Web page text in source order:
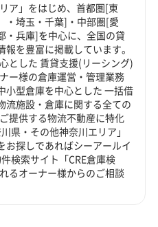
ア」をはじめ、首都圏[東
・埼玉・千葉]・中部圏[愛
・兵庫]を中心に、全国の貸
を豊富に掲載しています。
とした 賃貸支援(リーシング)
ー様の倉庫運営・管理業務
小型倉庫を中心とした 一括借
流施設・倉庫に関する全ての
提供する物流不動産に特化
県・その他神奈川エリア」
探しであればシーアールイ
検索サイト「CRE倉庫検
るオーナー様からのご相談